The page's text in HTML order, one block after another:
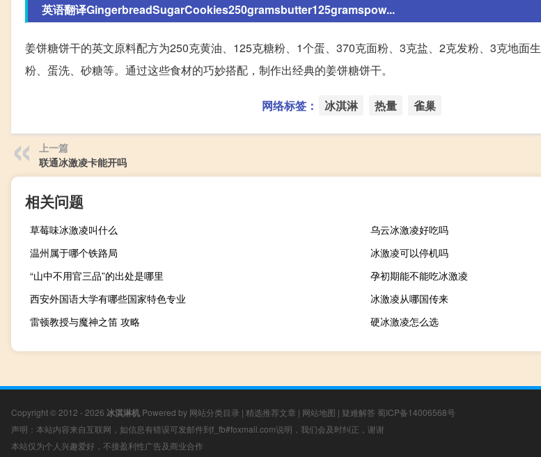
英语翻译GingerbreadSugarCookies250gramsbutter125gramspow...
姜饼糖饼干的英文原料配方为250克黄油、125克糖粉、1个蛋、370克面粉、3克盐、2克发粉、3克地面
粉、蛋洗、砂糖等。通过这些食材的巧妙搭配，制作出经典的姜饼糖饼干。
网络标签： 冰淇淋 热量 雀巢
上一篇
联通冰激凌卡能开吗
相关问题
草莓味冰激凌叫什么
乌云冰激凌好吃吗
温州属于哪个铁路局
冰激凌可以停机吗
“山中不用官三品”的出处是哪里
孕初期能不能吃冰激凌
西安外国语大学有哪些国家特色专业
冰激凌从哪国传来
雷顿教授与魔神之笛 攻略
硬冰激凌怎么选
Copyright © 2012 - 2026 冰淇淋机 Powered by 网站分类目录 | 精选推荐文章 | 网站地图 | 疑难解答 蜀ICP备14006568号
声明：本站内容来自互联网，如信息有错误可发邮件到f_fb#foxmail.com说明，我们会及时纠正，谢谢
本站仅为个人兴趣爱好，不接盈利性广告及商业合作